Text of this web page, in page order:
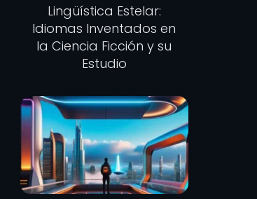
Lingüística Estelar:
Idiomas Inventados en
la Ciencia Ficción y su
Estudio